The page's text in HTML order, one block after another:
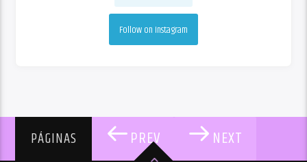
Follow on Instagram
PÁGINAS PREV NEXT